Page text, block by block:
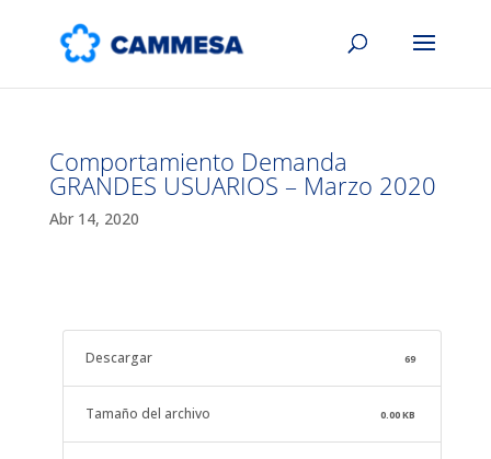
Comportamiento Demanda
GRANDES USUARIOS – Marzo 2020
Abr 14, 2020
Descargar 69
Tamaño del archivo 0.00 KB